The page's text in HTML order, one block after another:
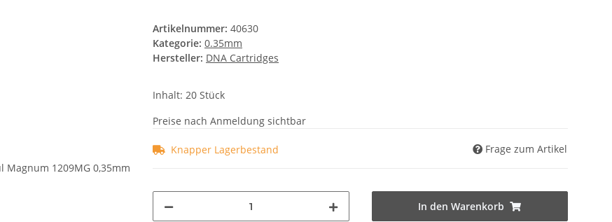
Artikelnummer: 40630
Kategorie: 0.35mm
Hersteller: DNA Cartridges
Inhalt: 20 Stück
Preise nach Anmeldung sichtbar
Knapper Lagerbestand Frage zum Artikel
In den Warenkorb